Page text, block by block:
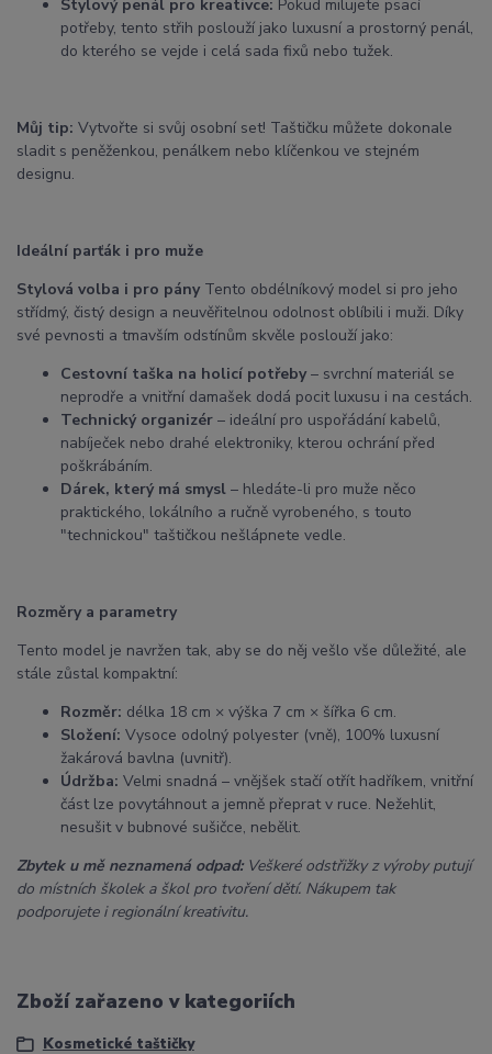
Stylový penál pro kreativce: Pokud milujete psací
potřeby, tento střih poslouží jako luxusní a prostorný penál,
do kterého se vejde i celá sada fixů nebo tužek.
Můj tip: Vytvořte si svůj osobní set! Taštičku můžete dokonale
sladit s peněženkou, penálkem nebo klíčenkou ve stejném
designu.
Ideální parťák i pro muže
Stylová volba i pro pány Tento obdélníkový model si pro jeho
střídmý, čistý design a neuvěřitelnou odolnost oblíbili i muži. Díky
své pevnosti a tmavším odstínům skvěle poslouží jako:
Cestovní taška na holicí potřeby – svrchní materiál se
neprodře a vnitřní damašek dodá pocit luxusu i na cestách.
Technický organizér – ideální pro uspořádání kabelů,
nabíječek nebo drahé elektroniky, kterou ochrání před
poškrábáním.
Dárek, který má smysl – hledáte-li pro muže něco
praktického, lokálního a ručně vyrobeného, s touto
"technickou" taštičkou nešlápnete vedle.
Rozměry a parametry
Tento model je navržen tak, aby se do něj vešlo vše důležité, ale
stále zůstal kompaktní:
Rozměr: délka 18 cm × výška 7 cm × šířka 6 cm.
Složení: Vysoce odolný polyester (vně), 100% luxusní
žakárová bavlna (uvnitř).
Údržba: Velmi snadná – vnějšek stačí otřít hadříkem, vnitřní
část lze povytáhnout a jemně přeprat v ruce. Nežehlit,
nesušit v bubnové sušičce, nebělit.
Zbytek u mě neznamená odpad:Veškeré odstřižky z výroby putují
do místních školek a škol pro tvoření dětí. Nákupem tak
podporujete i regionální kreativitu.
Zboží zařazeno v kategoriích
Kosmetické taštičky